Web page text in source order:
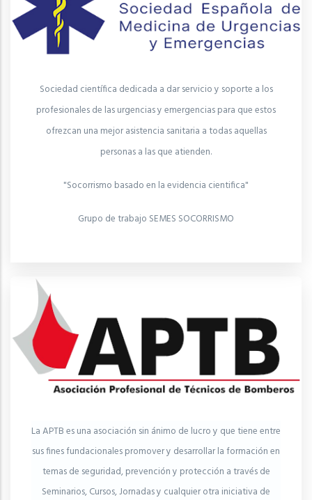
Sociedad científica dedicada a dar servicio y soporte a los
profesionales de las urgencias y emergencias para que estos
ofrezcan una mejor asistencia sanitaria a todas aquellas
personas a las que atienden.
"Socorrismo basado en la evidencia cientifica"
Grupo de trabajo SEMES SOCORRISMO
La APTB es una asociación sin ánimo de lucro y que tiene entre
sus fines fundacionales promover y desarrollar la formación en
temas de seguridad, prevención y protección a través de
Seminarios, Cursos, Jornadas y cualquier otra iniciativa de